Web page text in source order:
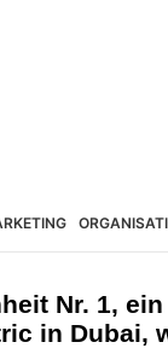
Nr. 1, ein
in Dubai,